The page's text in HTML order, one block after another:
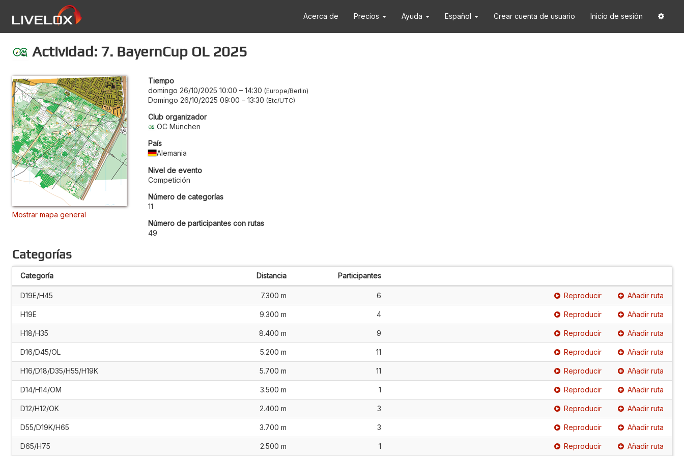
Acerca de Precios Ayuda Español Crear cuenta de usuario Inicio de sesión
Actividad: 7. BayernCup OL 2025
Mostrar mapa general
Tiempo
domingo 26/10/2025 10:00 – 14:30 Europe/Berlin
Domingo 26/10/2025 09:00 – 13:30 Etc/UTC
Club organizador
OC München
País
Alemania
Nivel de evento
Competición
Número de categorías
11
Número de participantes con rutas
49
Categorías
Categoría Distancia Participantes
D19E/H45 7.300 m 6 Reproducir Añadir ruta
H19E 9.300 m 4 Reproducir Añadir ruta
H18/H35 8.400 m 9 Reproducir Añadir ruta
D16/D45/OL 5.200 m 11 Reproducir Añadir ruta
H16/D18/D35/H55/H19K 5.700 m 11 Reproducir Añadir ruta
D14/H14/OM 3.500 m 1 Reproducir Añadir ruta
D12/H12/OK 2.400 m 3 Reproducir Añadir ruta
D55/D19K/H65 3.700 m 3 Reproducir Añadir ruta
D65/H75 2.500 m 1 Reproducir Añadir ruta